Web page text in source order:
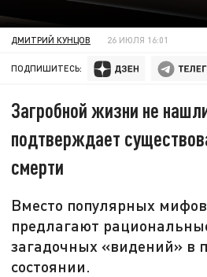
ДМИТРИЙ КУНЦОВ 26 ИЮЛЯ 16:01
ПОДПИШИТЕСЬ:
Загробной жизни не
подтверждает
смерти
Вместо популярных
предлагают
загадочных «видений» в
состоянии.